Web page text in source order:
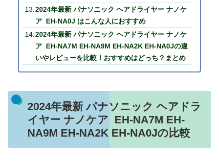
2024年最新 パナソニック ヘアドライヤー ナノケ
ア EH-NA0J はこんな人におすすめ
2024年最新 パナソニック ヘアドライヤー ナノケ
ア EH-NA7M EH-NA9M EH-NA2K EH-NA0Jの違
いやレビューを比較！おすすめはどっち？まとめ
2024年最新 パナソニック ヘアドラ
イヤー ナノケア EH-NA7M EH-
NA9M EH-NA2K EH-NA0Jの比較